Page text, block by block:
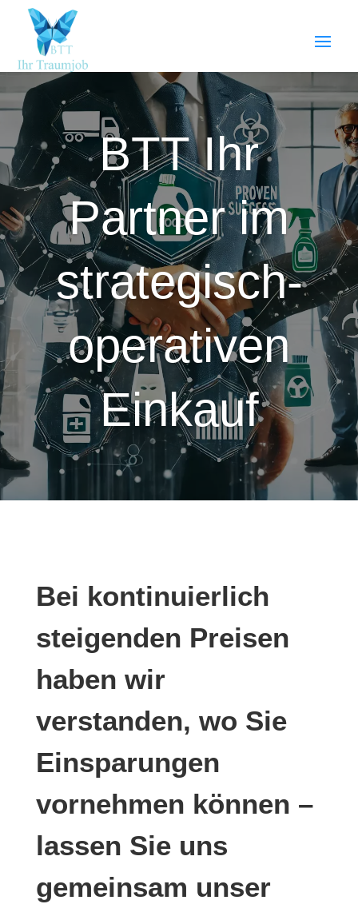
BTT Ihr
Partner im
strategisch-
operativen
Einkauf
Bei kontinuierlich
steigenden Preisen
haben wir
verstanden, wo Sie
Einsparungen
vornehmen können –
lassen Sie uns
gemeinsam unser